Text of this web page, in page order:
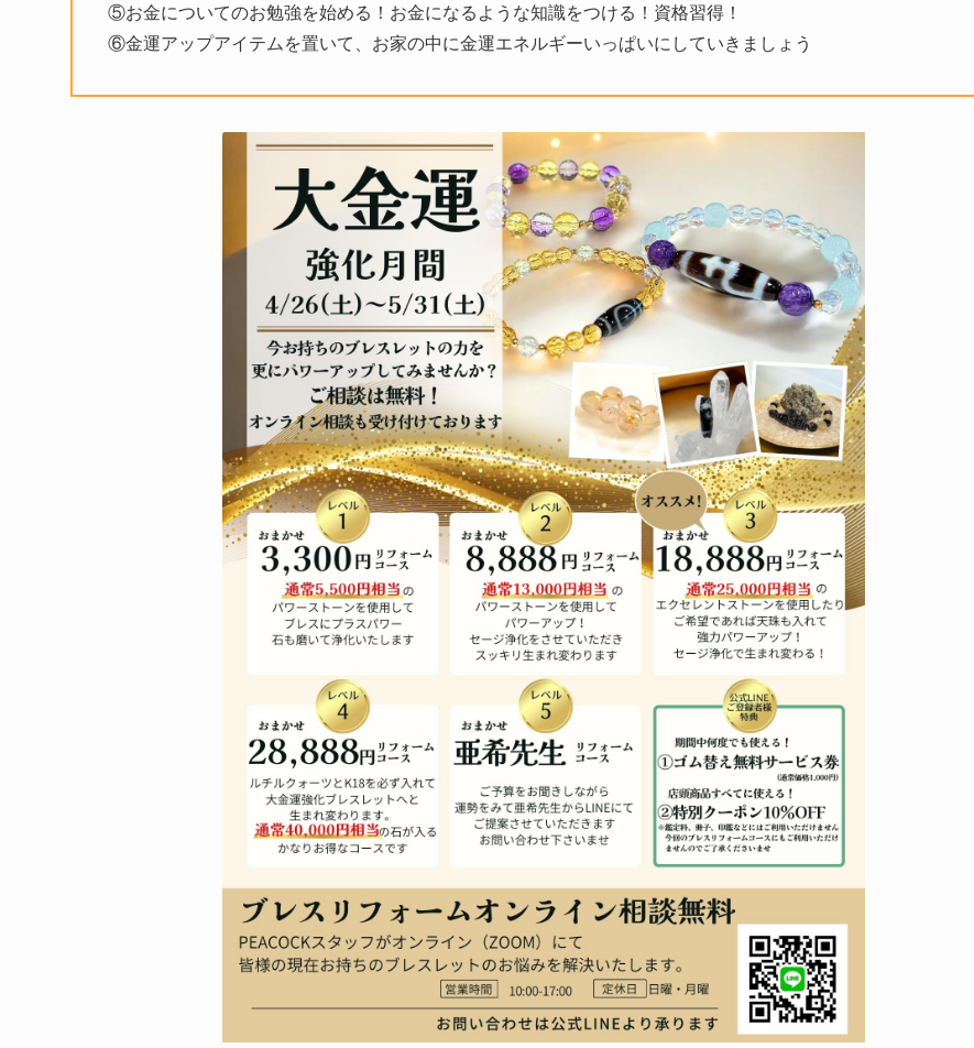
⑤お金についてのお勉強を始める！お金になるような知識をつける！資格習得！
⑥金運アップアイテムを置いて、お家の中に金運エネルギーいっぱいにしていきましょう